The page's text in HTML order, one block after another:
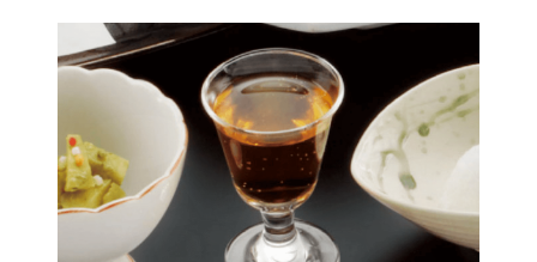
用途・シーン
レストラン
オンライン通販